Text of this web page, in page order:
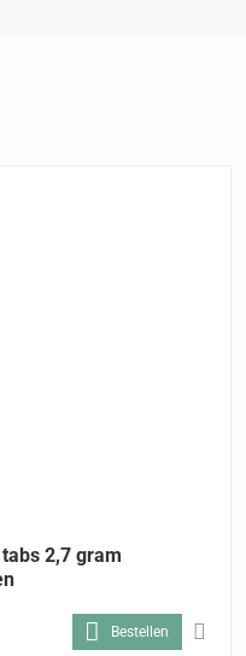
2,7 gram
Bestellen